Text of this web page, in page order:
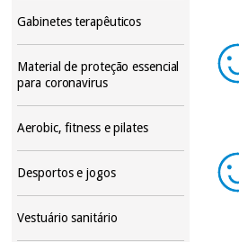
Gabinetes terapêuticos
Material de proteção essencial
para coronavirus
Aerobic, fitness e pilates
Desportos e jogos
Vestuário sanitário